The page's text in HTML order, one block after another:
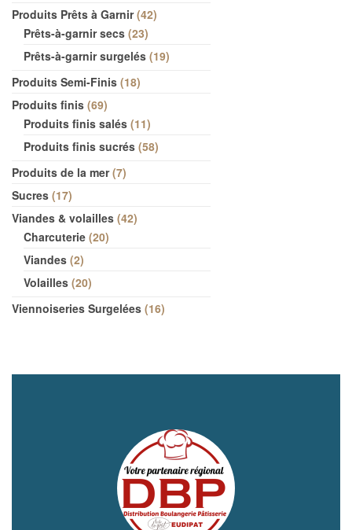
Produits Prêts à Garnir 42
Prêts-à-garnir secs 23
Prêts-à-garnir surgelés 19
Produits Semi-Finis 18
Produits finis 69
Produits finis salés 11
Produits finis sucrés 58
Produits de la mer 7
Sucres 17
Viandes & volailles 42
Charcuterie 20
Viandes 2
Volailles 20
Viennoiseries Surgelées 16